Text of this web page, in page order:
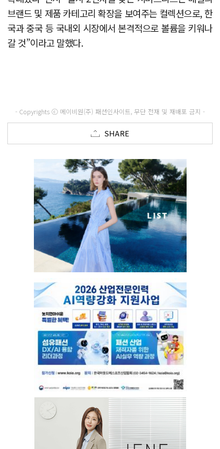
브랜드 및 제품 카테고리 확장을 보여주는 컬렉션으로, 한
국과 중국 등 국내외 시장에서 본격적으로 볼륨을 키워나
갈 것”이라고 말했다.
- Copyrights ⓒ 메이비원(주) 패션인사이트, 무단 전재 및 재배포 금지 -
SHARE